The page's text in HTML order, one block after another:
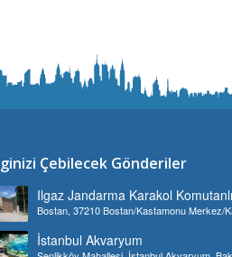
Çebilecek Gönderiler
Ilgaz Jandarma Karakol
Bostan, 37210 Bostan/Kastamonu Merkez/
İstanbul Akvaryum